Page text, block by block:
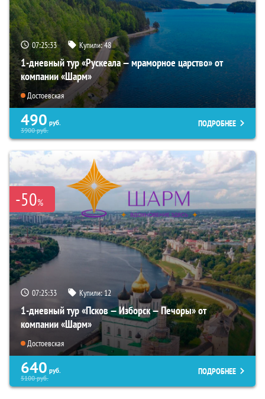
07:25:32 Купили:48
1-дневный тур «Рускеала — мраморное царство» от
компании «Шарм»
Достоевская
490 руб.
3900руб.
ПОДРОБНЕЕ
-50%
07:25:32 Купили:12
1-дневный тур «Псков — Изборск — Печоры» от
компании «Шарм»
Достоевская
640 руб.
5100руб.
ПОДРОБНЕЕ